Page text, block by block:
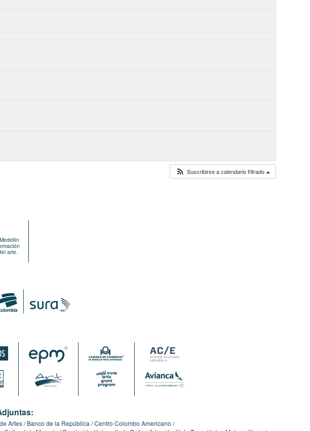
Suscribirse a calendario filtrado
arte.
Artes Banco de la República Centro Colombo Americano